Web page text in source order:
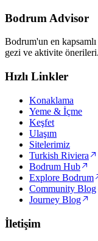
Bodrum Advisor
Bodrum'un en
gezi ve aktivite önerileri.
Hızlı Linkler
Konaklama
Yeme & İçme
Keşfet
Ulaşım
Sitelerimiz
Turkish Riviera
Bodrum Hub
Explore Bodrum
Community Blog
Journey Blog
İletişim